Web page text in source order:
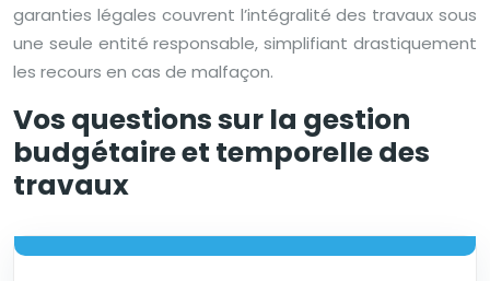
garanties légales couvrent l’intégralité des travaux sous
une seule entité responsable, simplifiant drastiquement
les recours en cas de malfaçon.
Vos questions sur la gestion
budgétaire et temporelle des
travaux